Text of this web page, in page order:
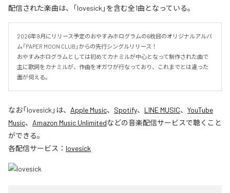
配信された楽曲は、「lovesick」を含む全1曲となっている。
2026年9月にリリース予定のおやすみホログラムの6枚目のオリジナルアルバ
ム「PAPER MOON CLUB」からの先行シングルリリース！
おやすみホログラムとしては初めてカナミルが中心となって制作された曲で
主に歌詞をカナミルが、作曲をオガワが行なっており、これまでとは違った
面が伺える。
なお「lovesick 」は、 Apple Music、 Spotify、 LINE MUSIC、 YouTube
Music、 Amazon Music Unlimitedなどの音楽配信サービスで聴くこと
ができる。
各配信サービス： lovesick